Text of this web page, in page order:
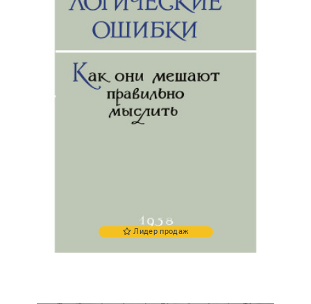
Лидер продаж